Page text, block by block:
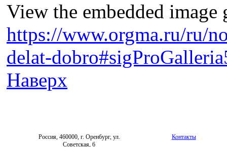
View the embedded
https://www.orgma.ru/ru/
delat-
Наверх
Россия, 460000, г. Оренбург, ул.
Советская, 6
Контакты